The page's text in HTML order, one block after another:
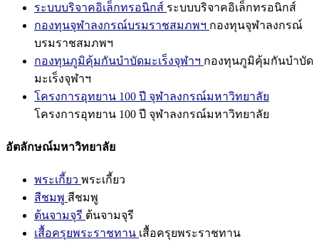
ระบบบริจาคอิเล็กทรอนิกส์ ระบบบริจาคอิเล็กทรอนิกส์
กองทุนจุฬาลงกรณ์บรมราชสมภพฯ กองทุนจุฬาลงกรณ์
บรมราชสมภพฯ
กองทุนภูมิคุ้มกันบำบัดมะเร็งจุฬาฯ กองทุนภูมิคุ้มกันบำบัด
มะเร็งจุฬาฯ
โครงการอุทยาน 100 ปี จุฬาลงกรณ์มหาวิทยาลัย
โครงการอุทยาน 100 ปี จุฬาลงกรณ์มหาวิทยาลัย
อัตลักษณ์มหาวิทยาลัย
พระเกี้ยว พระเกี้ยว
สีชมพู สีชมพู
ต้นจามจุรี ต้นจามจุรี
เสื้อครุยพระราชทาน เสื้อครุยพระราชทาน